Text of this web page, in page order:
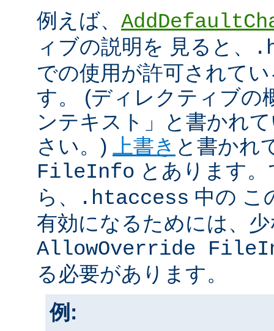
例えば、
ィブの説明を 見ると、
での使用が許可されて
す。 (ディレクティブの
ンテキスト」と書かれ
さい。)
上書き と書かれ
FileInfo とあります
ら、
.htaccess 中の こ
有効になるためには、
AllowOverride
る必要があります。
例: